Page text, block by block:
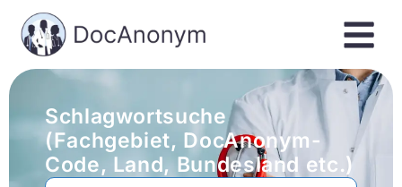
Schlagwortsuche
(Fachgebiet, DocAnonym-
Code, Land, Bundesland etc.)